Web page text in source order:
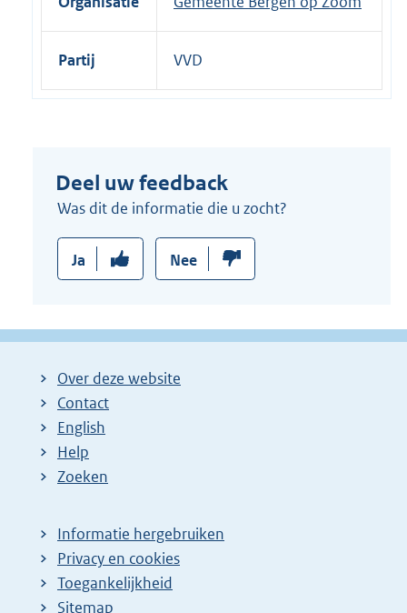
Partij VVD
Deel uw feedback
Was dit de informatie die u zocht?
Ja Nee
Over deze website
Contact
English
Help
Zoeken
Informatie hergebruiken
Privacy en cookies
Toegankelijkheid
Sitemap